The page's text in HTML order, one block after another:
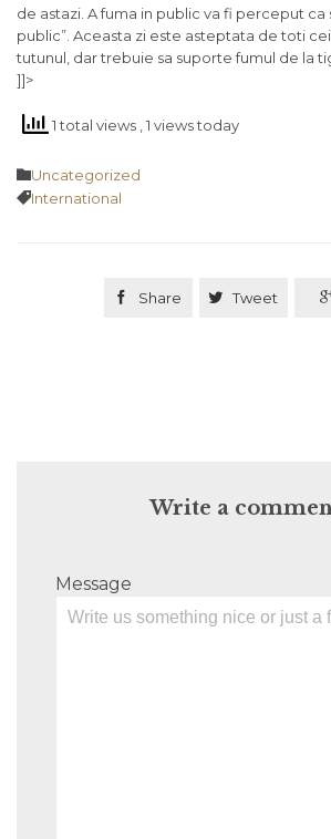
de astazi. A fuma in public va fi perceput ca
public”. Aceasta zi este asteptata de toti
tutunul, dar trebuie sa suporte fumul de la
]]>
1 total views , 1 views today
Category
Uncategorized
Tags
International
 Share  Tweet
Write a
Message